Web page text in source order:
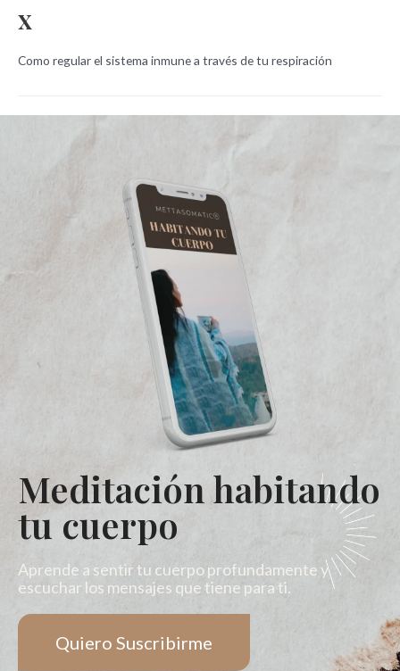
x
Como regular el sistema inmune a través de tu respiración
Meditación habitando
tu cuerpo
Aprende a sentir tu cuerpo profundamente y
escuchar los mensajes que tiene para ti.
Quiero Suscribirme